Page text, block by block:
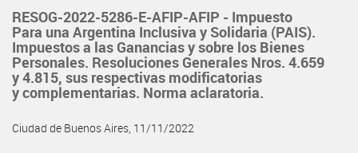
RESOG-2022-5286-E-AFIP-AFIP - Impuesto
Para una Argentina Inclusiva y Solidaria (PAIS).
Impuestos a las Ganancias y sobre los Bienes
Personales. Resoluciones Generales Nros. 4.659
y 4.815, sus respectivas modificatorias
y complementarias. Norma aclaratoria.
Ciudad de Buenos Aires, 11/11/2022